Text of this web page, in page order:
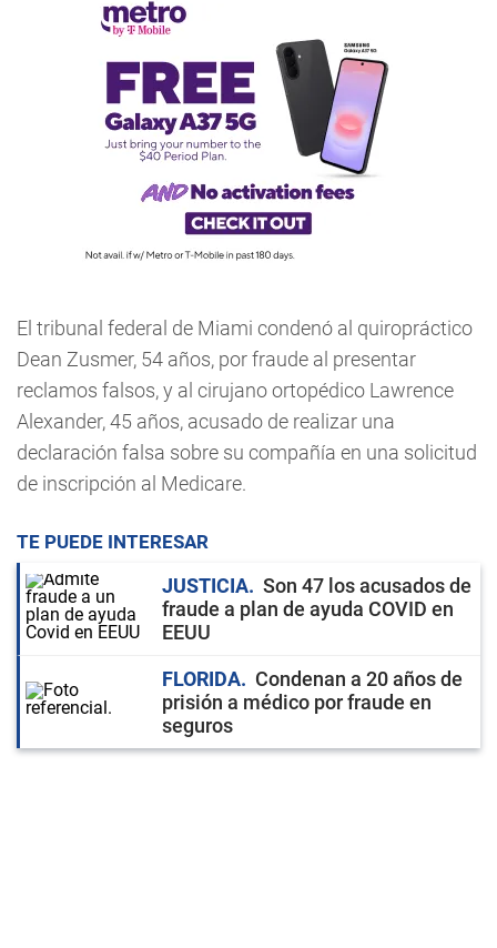
El tribunal federal de Miami condenó al quiropráctico
Dean Zusmer, 54 años, por fraude al presentar
reclamos falsos, y al cirujano ortopédico Lawrence
Alexander, 45 años, acusado de realizar una
declaración falsa sobre su compañía en una solicitud
de inscripción al Medicare.
TE PUEDE INTERESAR
JUSTICIA
Son 47 los acusados de
fraude a plan de ayuda COVID en
EEUU
FLORIDA
Condenan a 20 años de
prisión a médico por fraude en
seguros